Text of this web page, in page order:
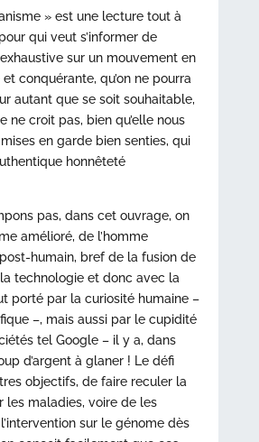
» est une lecture tout à
qui veut s’informer de
sur un mouvement en
conquérante, qu’on ne pourra
autant que se soit souhaitable,
ne croit pas, bien qu’elle nous
en garde bien senties, qui
honnêteté
pas, dans cet ouvrage, on
amélioré, de l’homme
humain, bref de la fusion de
la technologie et donc avec la
porté par la curiosité humaine –
–, mais aussi par le cupidité
tel Google – il y a, dans
d’argent à glaner ! Le défi
objectifs, de faire reculer la
les maladies, voire de les
sur le génome dès